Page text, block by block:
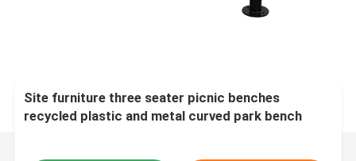
Site furniture three seater picnic benches
recycled plastic and metal curved park bench